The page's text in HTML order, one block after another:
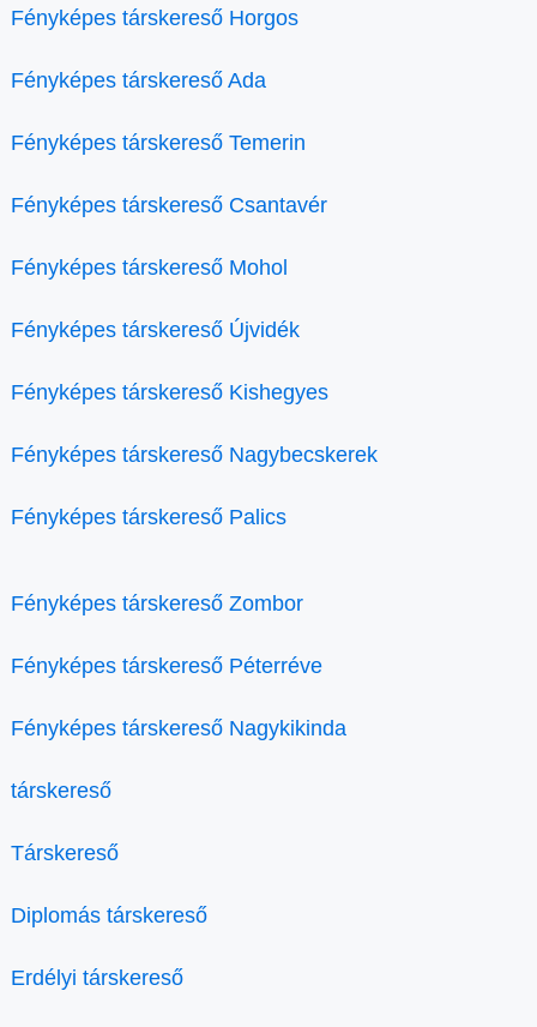
Fényképes társkereső Horgos
Fényképes társkereső Ada
Fényképes társkereső Temerin
Fényképes társkereső Csantavér
Fényképes társkereső Mohol
Fényképes társkereső Újvidék
Fényképes társkereső Kishegyes
Fényképes társkereső Nagybecskerek
Fényképes társkereső Palics
Fényképes társkereső Zombor
Fényképes társkereső Péterréve
Fényképes társkereső Nagykikinda
társkereső
Társkereső
Diplomás társkereső
Erdélyi társkereső